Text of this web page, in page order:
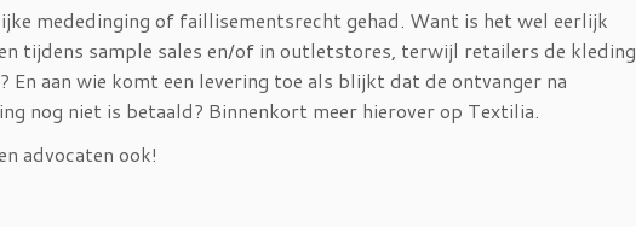
mededinging of faillisementsrecht gehad. Want is het wel eerlijk
tijdens sample sales en/of in outletstores, terwijl retailers de kleding
En aan wie komt een levering toe als blijkt dat de ontvanger na
nog niet is betaald? Binnenkort meer hierover op Textilia.
advocaten ook!